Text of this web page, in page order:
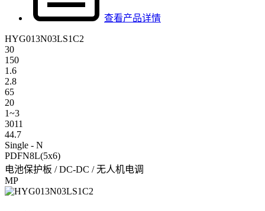
查看产品详情
HYG013N03LS1C2
30
150
1.6
2.8
65
20
1~3
3011
44.7
Single - N
PDFN8L(5x6)
电池保护板 / DC-DC / 无人机电调
MP